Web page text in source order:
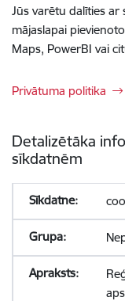
Jūs varētu dalīties ar
mājaslapai
Maps, PowerBI vai
Privātuma politika
Detalizētāka
sīkdatnēm